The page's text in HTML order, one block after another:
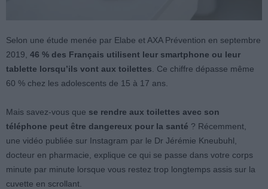
Selon une étude menée par Elabe et AXA Prévention en septembre
2019, 46 % des Français utilisent leur smartphone ou leur
tablette lorsqu’ils vont aux toilettes . Ce chiffre dépasse même
60 % chez les adolescents de 15 à 17 ans.
Mais savez-vous que se rendre aux toilettes avec son
téléphone peut être dangereux pour la santé ? Récemment,
une vidéo publiée sur Instagram par le Dr Jérémie Kneubuhl,
docteur en pharmacie, explique ce qui se passe dans votre corps
minute par minute lorsque vous restez trop longtemps assis sur la
cuvette en scrollant.